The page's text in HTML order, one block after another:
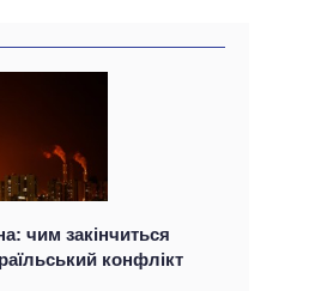
чим закінчиться
конфлікт